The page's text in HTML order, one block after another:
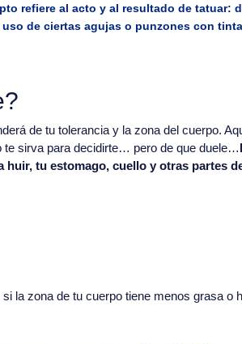
refiere al acto y al resultado de tatuar:
de ciertas agujas o punzones con
de tu tolerancia y la zona del cuerpo.
sirva para decidirte… pero de que duele…
tu estomago, cuello y otras partes
la zona de tu cuerpo tiene menos grasa o